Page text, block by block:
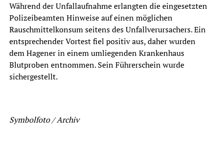
Während der Unfallaufnahme erlangten die eingesetzten
Polizeibeamten Hinweise auf einen möglichen
Rauschmittelkonsum seitens des Unfallverursachers. Ein
entsprechender Vortest fiel positiv aus, daher wurden
dem Hagener in einem umliegenden Krankenhaus
Blutproben entnommen. Sein Führerschein wurde
sichergestellt.
Symbolfoto / Archiv